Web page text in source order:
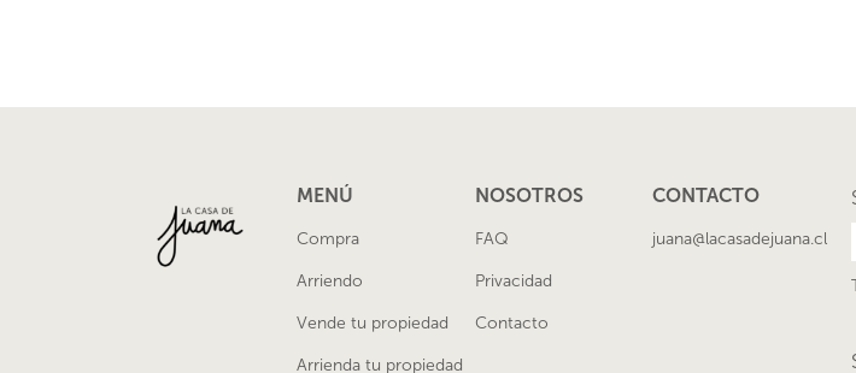
MENÚ
Compra
Arriendo
Vende tu propiedad
Arrienda tu propiedad
NOSOTROS
FAQ
Privacidad
Contacto
CONTACTO
juana@lacasadejuana.cl